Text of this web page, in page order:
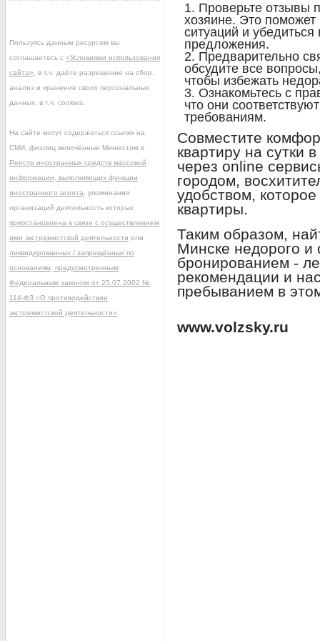
Проверьте отзывы
хозяине. Это
ситуаций и
предложения.
Предварительно
обсудите все
чтобы избежать
Ознакомьтесь с
что они
требованиям.
Совместите
квартиру на сутки
через online
городом,
удобством,
квартиры.
Таким образом,
Минске недорого и
бронированием -
рекомендации и
пребыванием в
www.volzsky.ru
Пользуясь данным ресурсом вы
соглашаетесь с «Условиями использования
сайта» , в т.ч. даёте разрешение на сбор,
анализ и хранение своих персональных
данных, в т.ч. cookies.
На сайте могут содержаться ссылки на
СМИ, физлиц включённые Минюстом в
Реестр иностранных средств массовой
информации, выполняющих функции
иностранного агента , упоминания
организаций деятельность которых
приостановлена в связи с осуществлением
ими экстремистской деятельности или
ликвидированных / запрещённых по
основаниям, предусмотренным
Федеральным законом от 25.07.2002 №
114-ФЗ «О противодействии
экстремистской деятельности»